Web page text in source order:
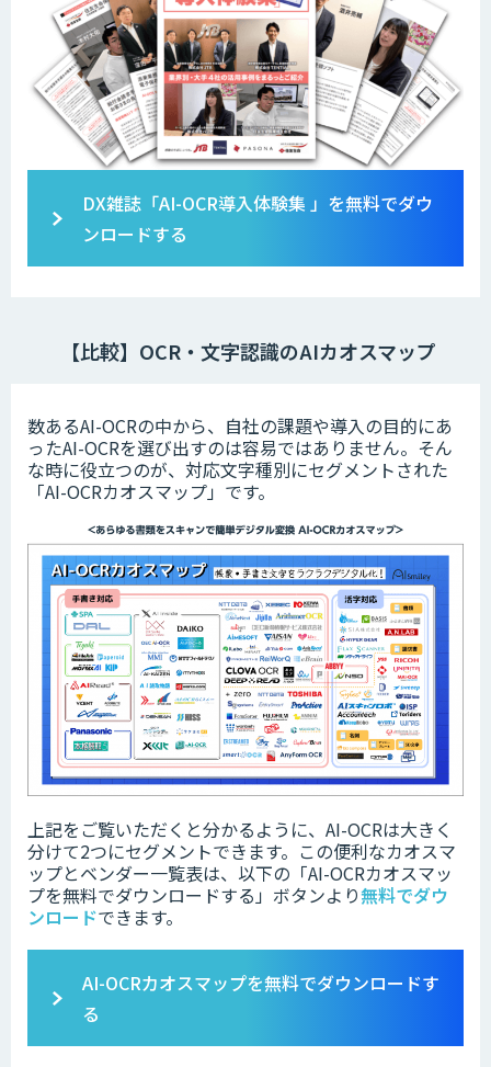
DX雑誌「AI-OCR導入体験集 」を無料でダウ
ンロードする
【比較】OCR・文字認識のAIカオスマップ
数あるAI-OCRの中から、自社の課題や導入の目的にあ
ったAI-OCRを選び出すのは容易ではありません。そん
な時に役立つのが、対応文字種別にセグメントされた
「AI-OCRカオスマップ」 です。
上記をご覧いただくと分かるように、AI-OCRは大きく
分けて2つにセグメントできます。この便利なカオスマ
ップとベンダー一覧表は、以下の「AI-OCRカオスマッ
プを無料でダウンロードする」ボタンより無料でダウ
ンロードできます。
AI-OCRカオスマップを無料でダウンロードす
る